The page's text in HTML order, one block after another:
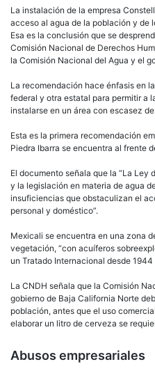
La instalación de la empresa
acceso al agua de la población y de
Esa es la conclusión que se
Comisión Nacional de Derechos
la Comisión Nacional del Agua y el
La recomendación hace énfasis en
federal y otra estatal para permitir a
instalarse en un área con escasez
Esta es la primera recomendación
Piedra Ibarra se encuentra al frente
El documento señala que la “La Ley
y la legislación en materia de agua
insuficiencias que obstaculizan el
personal y doméstico”.
Mexicali se encuentra en una zona
vegetación, “con acuíferos
un Tratado Internacional desde
La CNDH señala que la Comisión
gobierno de Baja California Norte
población, antes que el uso
elaborar un litro de cerveza se
Abusos empresariales